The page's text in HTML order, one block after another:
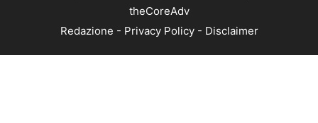
theCoreAdv
Redazione - Privacy Policy- Disclaimer